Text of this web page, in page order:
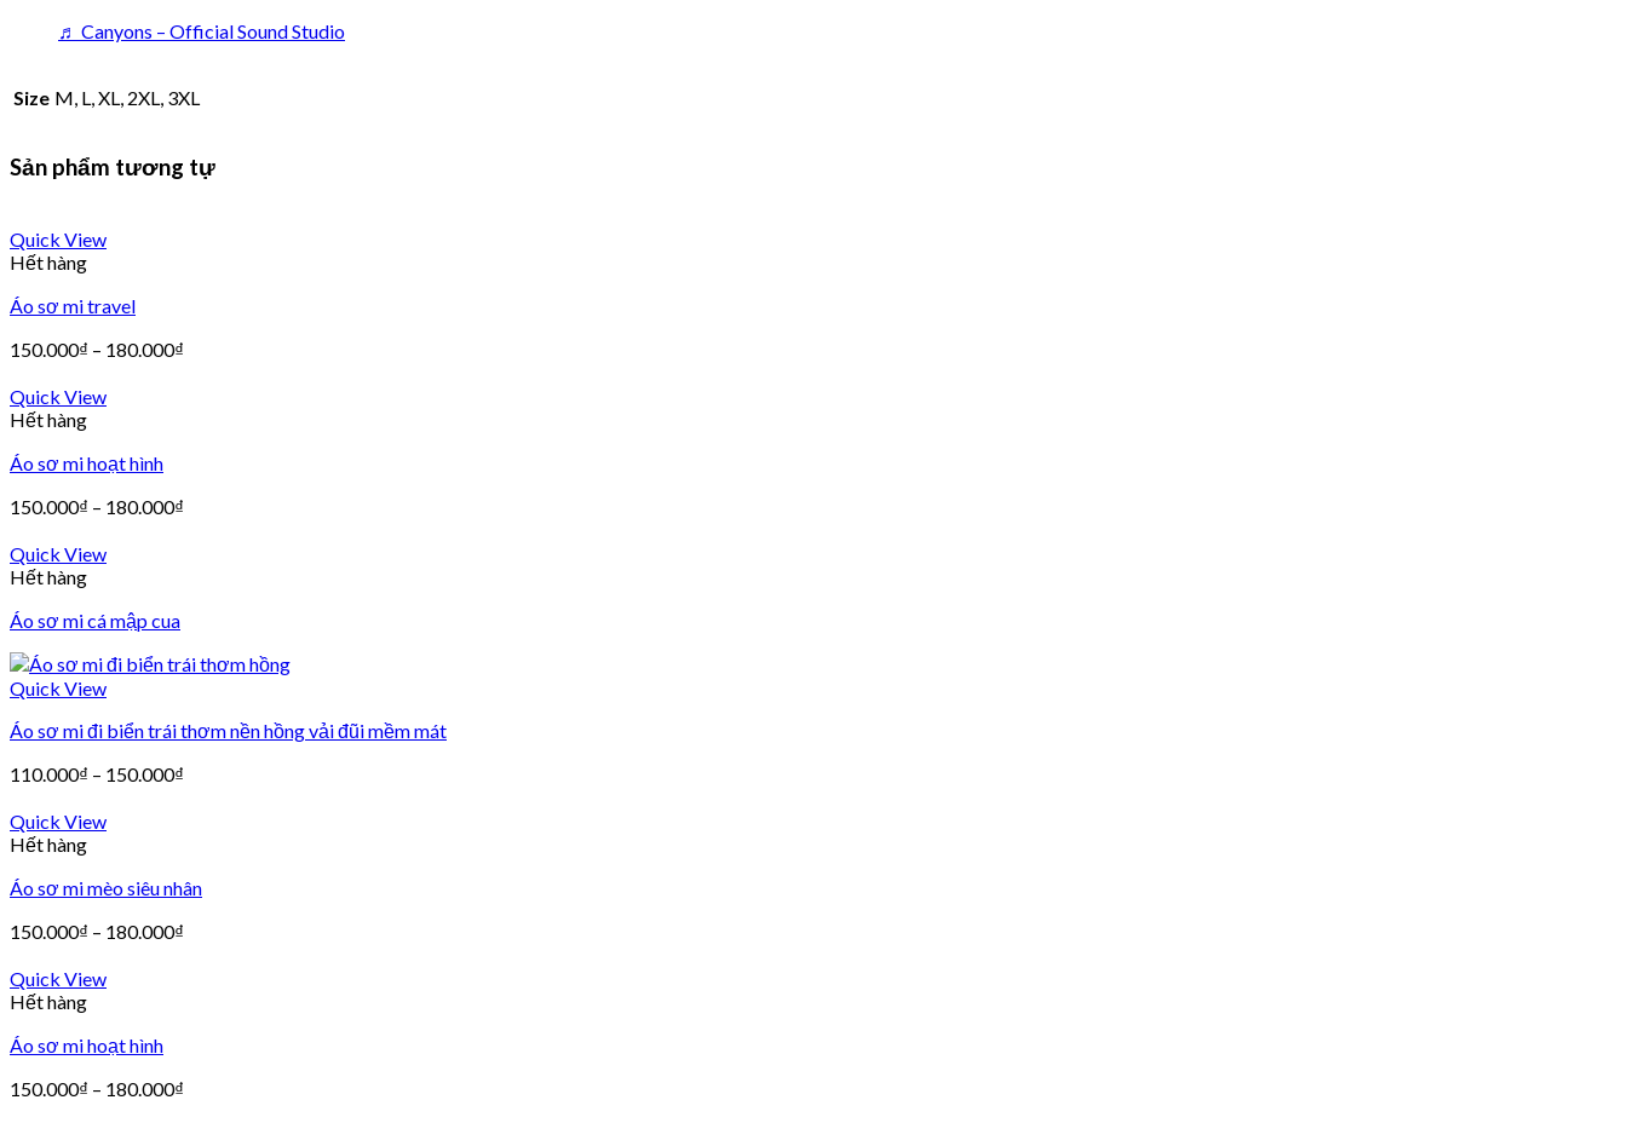
♬ Canyons – Official Sound Studio
Size M, L, XL, 2XL, 3XL
Sản phẩm tương tự
Quick View
Hết hàng
Áo sơ mi travel
150.000₫ – 180.000₫
Quick View
Hết hàng
Áo sơ mi hoạt hình
150.000₫ – 180.000₫
Quick View
Hết hàng
Áo sơ mi cá mập cua
Quick View
Áo sơ mi đi biển trái thơm nền hồng vải đũi mềm mát
110.000₫ – 150.000₫
Quick View
Hết hàng
Áo sơ mi mèo siêu nhân
150.000₫ – 180.000₫
Quick View
Hết hàng
Áo sơ mi hoạt hình
150.000₫ – 180.000₫